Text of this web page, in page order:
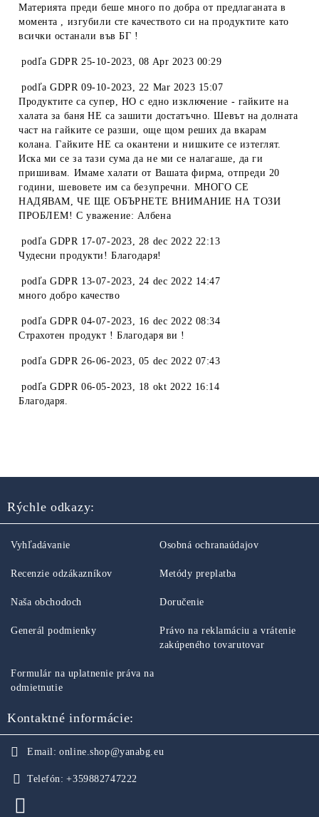
Материята преди беше много по добра от предлаганата в
момента , изгубили сте качеството си на продуктите като
всички останали във БГ !
podľaGDPR 25-10-2023, 08 Apr 2023 00:29
podľaGDPR 09-10-2023, 22 Mar 2023 15:07
Продуктите са супер, НО с едно изключение - гайките на
халата за баня НЕ са зашити достатъчно. Шевът на долната
част на гайките се разши, още щом реших да вкарам
колана. Гайките НЕ са окантени и нишките се изтеглят.
Иска ми се за тази сума да не ми се налагаше, да ги
пришивам. Имаме халати от Вашата фирма, отпреди 20
години, шевовете им са безупречни. МНОГО СЕ
НАДЯВАМ, ЧЕ ЩЕ ОБЪРНЕТЕ ВНИМАНИЕ НА ТОЗИ
ПРОБЛЕМ! С уважение: Албена
podľaGDPR 17-07-2023, 28 dec 2022 22:13
Чудесни продукти! Благодаря!
podľaGDPR 13-07-2023, 24 dec 2022 14:47
много добро качество
podľaGDPR 04-07-2023, 16 dec 2022 08:34
Страхотен продукт ! Благодаря ви !
podľaGDPR 26-06-2023, 05 dec 2022 07:43
podľaGDPR 06-05-2023, 18 okt 2022 16:14
Благодаря.
Rýchle odkazy:
Vyhľadávanie
Recenzie odzákazníkov
Naša obchodoch
Generál podmienky
Osobná ochranaúdajov
Metódy preplatba
Doručenie
Právo na reklamáciu a vrátenie
zakúpeného tovarutovar
Formulár na uplatnenie práva na
odmietnutie
Kontaktné informácie:
Email: online.shop@yanabg.eu
Telefón: +359882747222